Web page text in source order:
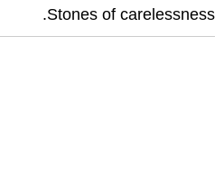
Stones of carelessness.